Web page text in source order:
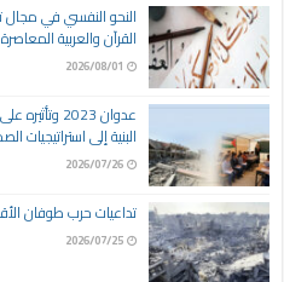
النحو النفسي في مجال
القرآن والعربية المعاصرة
2026/08/01
عدوان 2023
البنية إلى استراتيجيات
2026/07/26
تداعيات حرب طوفان
2026/07/25